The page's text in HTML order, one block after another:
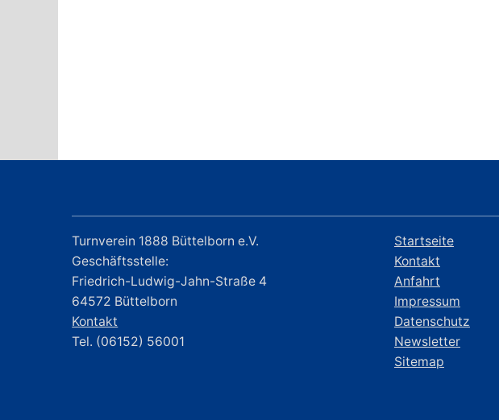
Turnverein 1888 Büttelborn e.V.
Geschäftsstelle:
Friedrich-Ludwig-Jahn-Straße 4
64572 Büttelborn
Kontakt
Tel. (06152) 56001
Startseite
Kontakt
Anfahrt
Impressum
Datenschutz
Newsletter
Sitemap